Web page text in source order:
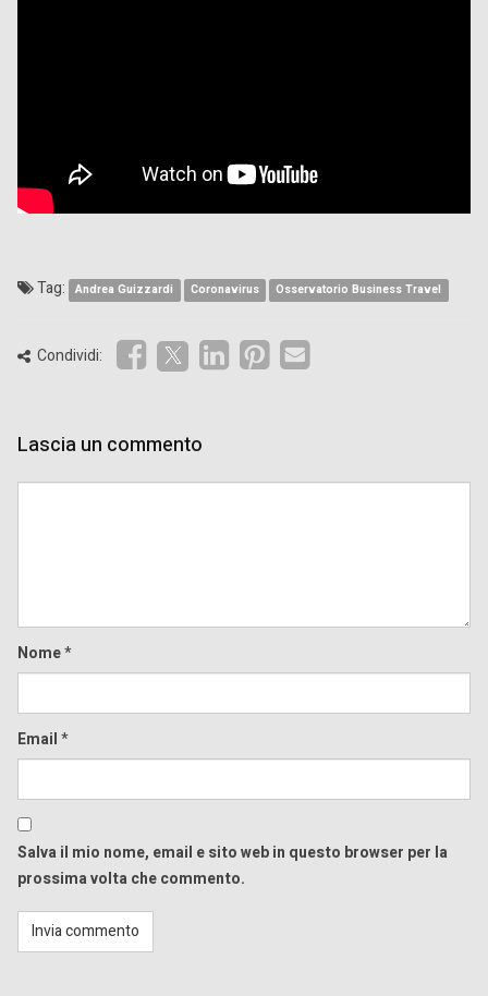
Tag: Andrea Guizzardi Coronavirus Osservatorio Business Travel
Condividi:
Lascia un commento
Nome*
Email*
Salva il mio nome, email e sito web in questo browser per la
prossima volta che commento.